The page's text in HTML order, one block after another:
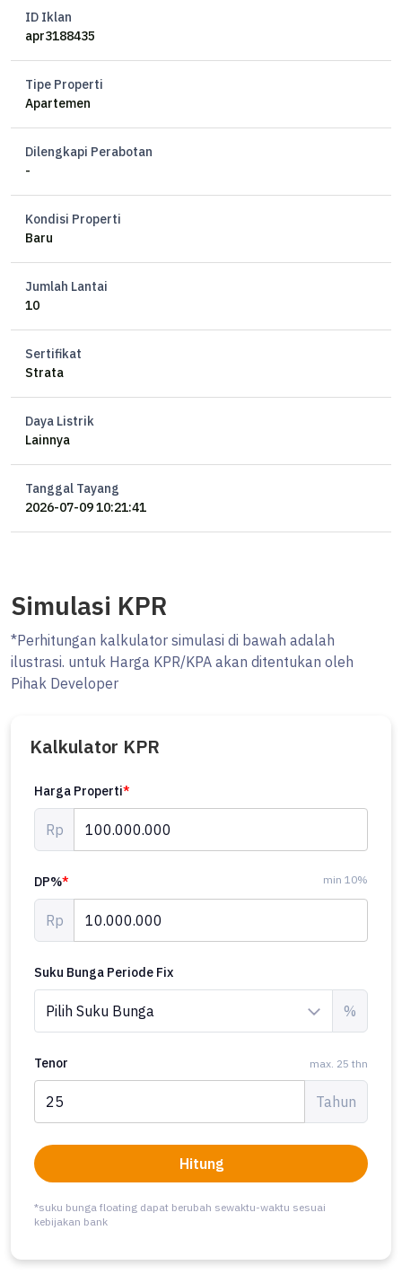
Kamar Tidur: 2 (queen + single)
Kamar Mandi: 1
Full furnish
Harga Sewa: 100jt / tahun (include ipl)
Sani_ProPedia
0878xxxxxxxx
ID Iklan
apr3188435
Tipe Properti
Apartemen
Dilengkapi Perabotan
-
Kondisi Properti
Baru
Jumlah Lantai
10
Sertifikat
Strata
Daya Listrik
Lainnya
Tanggal Tayang
2026-07-09 10:21:41
Simulasi KPR
*Perhitungan kalkulator simulasi di bawah adalah
ilustrasi. untuk Harga KPR/KPA akan ditentukan oleh
Pihak Developer
Kalkulator KPR
Harga Properti*
Rp
DP%* min 10%
Rp
Suku Bunga Periode Fix
%
Tenor max. 25 thn
Tahun
Hitung
*suku bunga floating dapat berubah sewaktu-waktu sesuai
kebijakan bank